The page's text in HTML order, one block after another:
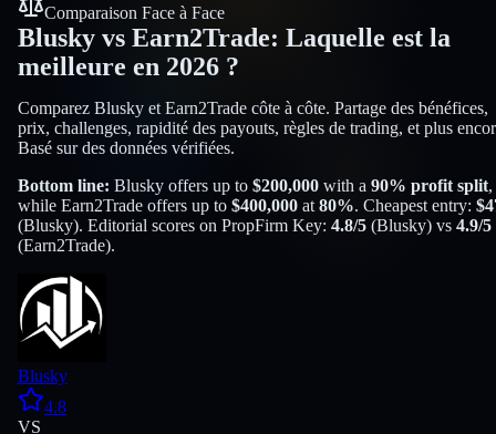
Comparaison Face à Face
Blusky vs Earn2Trade: Laquelle est la
meilleure en 2026 ?
Comparez Blusky et Earn2Trade côte à côte. Partage des bénéfices,
prix, challenges, rapidité des payouts, règles de trading, et plus
Basé sur des données vérifiées.
Bottom line: Blusky offers up to $200,000 with a 90% profit split,
while Earn2Trade offers up to $400,000 at 80%. Cheapest entry: $
(Blusky). Editorial scores on PropFirm Key: 4.8/5 (Blusky) vs 4.9/5
(Earn2Trade).
Blusky
4.8
VS